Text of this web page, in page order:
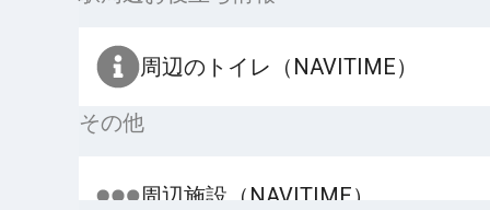
周辺のトイレ（NAVITIME）
その他
周辺施設（NAVITIME）